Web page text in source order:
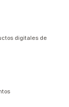
digitales de